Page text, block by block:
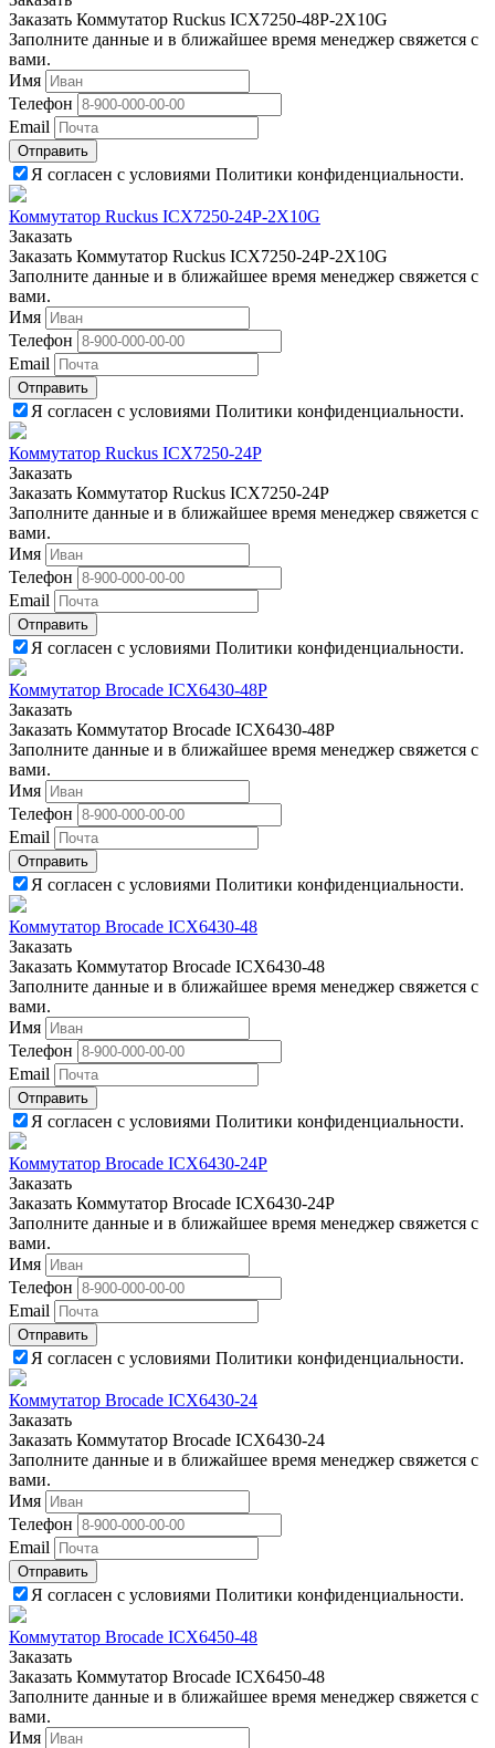
Заказать Коммутатор Ruckus ICX7250-48P-2X10G
Заполните данные и в ближайшее время менеджер свяжется с
вами.
Имя
Телефон
Email
Отправить
Я согласен с условиями Политики конфиденциальности.
Коммутатор Ruckus ICX7250-24P-2X10G
Заказать
Заказать Коммутатор Ruckus ICX7250-24P-2X10G
Заполните данные и в ближайшее время менеджер свяжется с
вами.
Имя
Телефон
Email
Отправить
Я согласен с условиями Политики конфиденциальности.
Коммутатор Ruckus ICX7250-24P
Заказать
Заказать Коммутатор Ruckus ICX7250-24P
Заполните данные и в ближайшее время менеджер свяжется с
вами.
Имя
Телефон
Email
Отправить
Я согласен с условиями Политики конфиденциальности.
Коммутатор Brocade ICX6430-48P
Заказать
Заказать Коммутатор Brocade ICX6430-48P
Заполните данные и в ближайшее время менеджер свяжется с
вами.
Имя
Телефон
Email
Отправить
Я согласен с условиями Политики конфиденциальности.
Коммутатор Brocade ICX6430-48
Заказать
Заказать Коммутатор Brocade ICX6430-48
Заполните данные и в ближайшее время менеджер свяжется с
вами.
Имя
Телефон
Email
Отправить
Я согласен с условиями Политики конфиденциальности.
Коммутатор Brocade ICX6430-24P
Заказать
Заказать Коммутатор Brocade ICX6430-24P
Заполните данные и в ближайшее время менеджер свяжется с
вами.
Имя
Телефон
Email
Отправить
Я согласен с условиями Политики конфиденциальности.
Коммутатор Brocade ICX6430-24
Заказать
Заказать Коммутатор Brocade ICX6430-24
Заполните данные и в ближайшее время менеджер свяжется с
вами.
Имя
Телефон
Email
Отправить
Я согласен с условиями Политики конфиденциальности.
Коммутатор Brocade ICX6450-48
Заказать
Заказать Коммутатор Brocade ICX6450-48
Заполните данные и в ближайшее время менеджер свяжется с
вами.
Имя